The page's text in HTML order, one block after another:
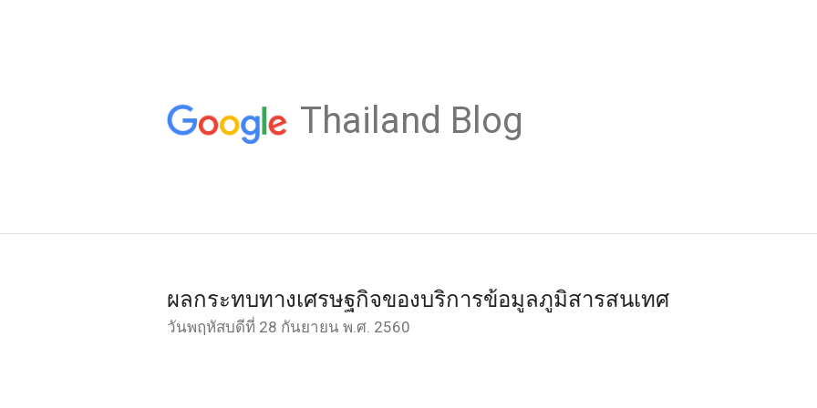
Thailand Blog
ผลกระทบทางเศรษฐกิจของบริการข้อมูลภูมิสารสนเทศ
วันพฤหัสบดีที่ 28 กันยายน พ.ศ. 2560